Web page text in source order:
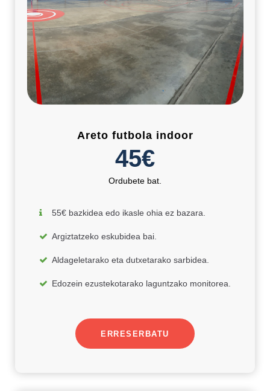
Areto futbola indoor
45€
Ordubete bat.
55€ bazkidea edo ikasle ohia ez bazara.
Argiztatzeko eskubidea bai.
Aldageletarako eta dutxetarako sarbidea.
Edozein ezustekotarako laguntzako monitorea.
ERRESERBATU